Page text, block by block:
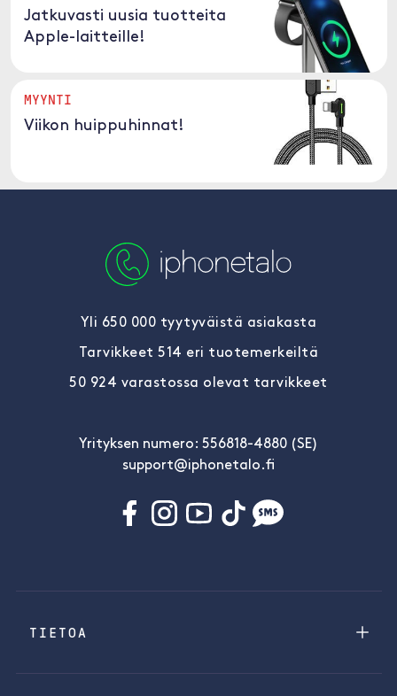
Jatkuvasti uusia tuotteita
Apple-laitteille!
MYYNTI
Viikon huippuhinnat!
Yli 650 000 tyytyväistä asiakasta
Tarvikkeet 514 eri tuotemerkeiltä
50 924 varastossa olevat tarvikkeet
Yrityksen numero: 556818-4880 (SE)
support@iphonetalo.fi
TIETOA